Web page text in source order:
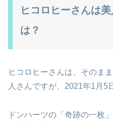
ヒコロヒーさんは
は？
ヒコロヒーさんは、そのま
人さんですが、2021年1月5
ドンハーツの「奇跡の一枚